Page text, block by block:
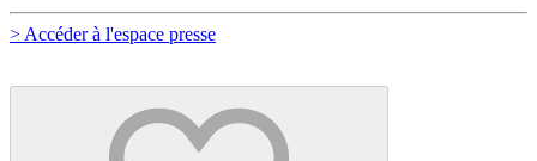
> Accéder à l'espace presse